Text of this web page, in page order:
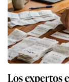
Los expertos